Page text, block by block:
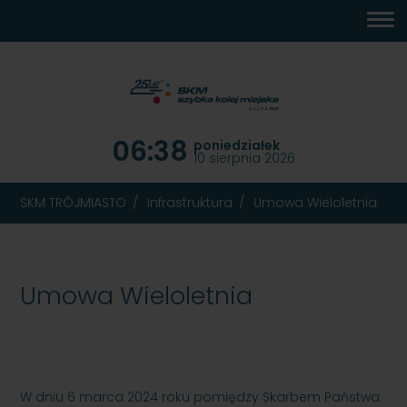
DOSTĘPNOŚCI
06:38 poniedziałek
10 sierpnia 2026
SKM TRÓJMIASTO Infrastruktura Umowa Wieloletnia
Umowa Wieloletnia
W dniu 6 marca 2024 roku pomiędzy Skarbem Państwa